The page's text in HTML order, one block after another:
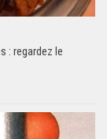
: regardez le